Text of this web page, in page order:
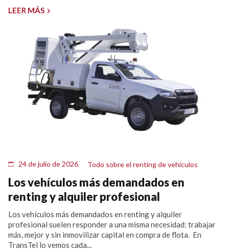
LEER MÁS
24 de julio de 2026 Todo sobre el renting de vehículos
Los vehículos más demandados en
renting y alquiler profesional
Los vehículos más demandados en renting y alquiler
profesional suelen responder a una misma necesidad: trabajar
más, mejor y sin inmovilizar capital en compra de flota. En
TransTel lo vemos cada...